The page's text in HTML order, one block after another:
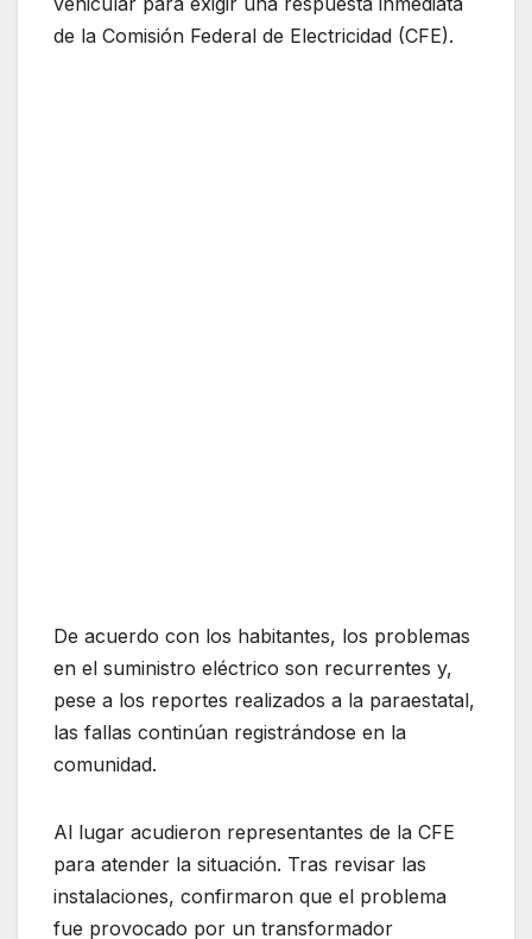
de la Comisión Federal de Electricidad (CFE).
De acuerdo con los habitantes, los problemas
en el suministro eléctrico son recurrentes y,
pese a los reportes realizados a la paraestatal,
las fallas continúan registrándose en la
comunidad.
Al lugar acudieron representantes de la CFE
para atender la situación. Tras revisar las
instalaciones, confirmaron que el problema
fue provocado por un transformador